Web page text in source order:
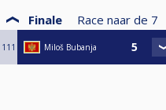
Finale Race naar de 7
111 Miloš Bubanja